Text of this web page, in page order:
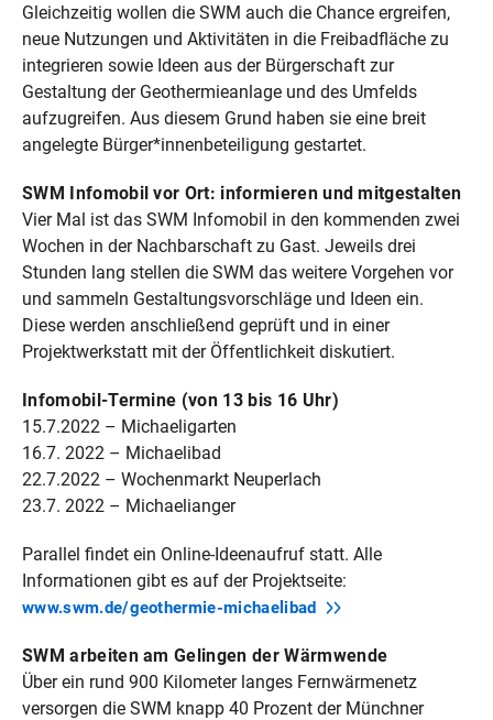
Gleichzeitig wollen die SWM auch die Chance ergreifen,
neue Nutzungen und Aktivitäten in die Freibadfläche zu
integrieren sowie Ideen aus der Bürgerschaft zur
Gestaltung der Geothermieanlage und des Umfelds
aufzugreifen. Aus diesem Grund haben sie eine breit
angelegte Bürger*innenbeteiligung gestartet.
SWM Infomobil vor Ort: informieren und mitgestalten
Vier Mal ist das SWM Infomobil in den kommenden zwei
Wochen in der Nachbarschaft zu Gast. Jeweils drei
Stunden lang stellen die SWM das weitere Vorgehen vor
und sammeln Gestaltungsvorschläge und Ideen ein.
Diese werden anschließend geprüft und in einer
Projektwerkstatt mit der Öffentlichkeit diskutiert.
Infomobil-Termine (von 13 bis 16 Uhr)
15.7.2022 – Michaeligarten
16.7. 2022 – Michaelibad
22.7.2022 – Wochenmarkt Neuperlach
23.7. 2022 – Michaelianger
Parallel findet ein Online-Ideenaufruf statt. Alle
Informationen gibt es auf der Projektseite:
www.swm.de/geothermie-michaelibad
SWM arbeiten am Gelingen der Wärmwende
Über ein rund 900 Kilometer langes Fernwärmenetz
versorgen die SWM knapp 40 Prozent der Münchner